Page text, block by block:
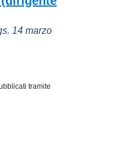
14 marzo
tramite